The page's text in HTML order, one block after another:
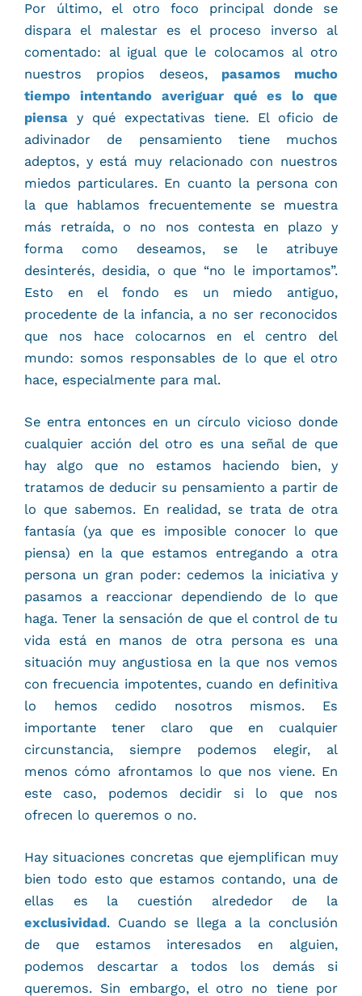
Por último, el otro foco principal donde se
dispara el malestar es el proceso inverso al
comentado: al igual que le colocamos al otro
nuestros propios deseos, pasamos mucho
tiempo intentando averiguar qué es lo que
piensa y qué expectativas tiene. El oficio de
adivinador de pensamiento tiene muchos
adeptos, y está muy relacionado con nuestros
miedos particulares. En cuanto la persona con
la que hablamos frecuentemente se muestra
más retraída, o no nos contesta en plazo y
forma como deseamos, se le atribuye
desinterés, desidia, o que “no le importamos”.
Esto en el fondo es un miedo antiguo,
procedente de la infancia, a no ser reconocidos
que nos hace colocarnos en el centro del
mundo: somos responsables de lo que el otro
hace, especialmente para mal.
Se entra entonces en un círculo vicioso donde
cualquier acción del otro es una señal de que
hay algo que no estamos haciendo bien, y
tratamos de deducir su pensamiento a partir de
lo que sabemos. En realidad, se trata de otra
fantasía (ya que es imposible conocer lo que
piensa) en la que estamos entregando a otra
persona un gran poder: cedemos la iniciativa y
pasamos a reaccionar dependiendo de lo que
haga. Tener la sensación de que el control de tu
vida está en manos de otra persona es una
situación muy angustiosa en la que nos vemos
con frecuencia impotentes, cuando en definitiva
lo hemos cedido nosotros mismos. Es
importante tener claro que en cualquier
circunstancia, siempre podemos elegir, al
menos cómo afrontamos lo que nos viene. En
este caso, podemos decidir si lo que nos
ofrecen lo queremos o no.
Hay situaciones concretas que ejemplifican muy
bien todo esto que estamos contando, una de
ellas es la cuestión alrededor de la
exclusividad. Cuando se llega a la conclusión
de que estamos interesados en alguien,
podemos descartar a todos los demás si
queremos. Sin embargo, el otro no tiene por